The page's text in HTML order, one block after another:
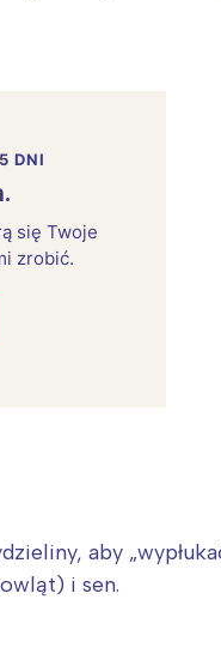
DNI
się Twoje
zrobić.
aby
i sen.